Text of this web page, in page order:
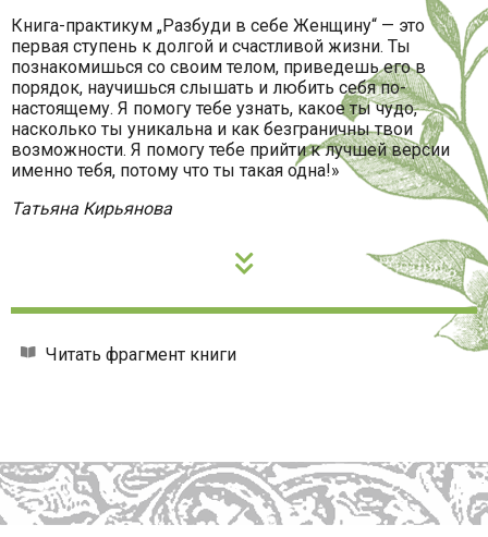
Книга-практикум „Разбуди в себе Женщину“ — это
первая ступень к долгой и счастливой жизни. Ты
познакомишься со своим телом, приведешь его в
порядок, научишься слышать и любить себя по-
настоящему. Я помогу тебе узнать, какое ты чудо,
насколько ты уникальна и как безграничны твои
возможности. Я помогу тебе прийти к лучшей версии
именно тебя, потому что ты такая одна!»
Татьяна Кирьянова
Читать фрагмент книги